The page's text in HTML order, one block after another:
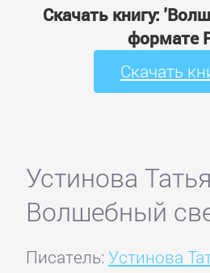
Скачать книгу:
формате
Скачать
Устинова
Волшебный
Писатель: Устинова